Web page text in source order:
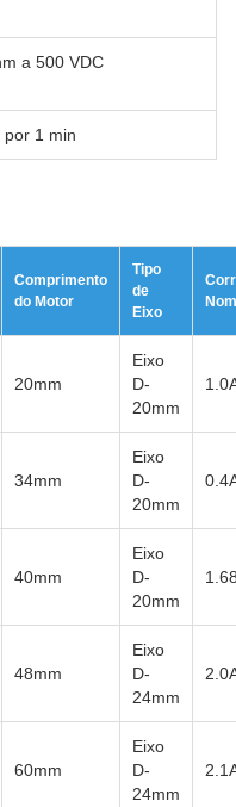
a 500 VDC
por 1 min
Comprimento
do Motor
Tipo
de
Eixo
20mm
Eixo
D-
20mm
34mm
Eixo
D-
20mm
40mm
Eixo
D-
20mm
48mm
Eixo
D-
24mm
60mm
Eixo
D-
24mm